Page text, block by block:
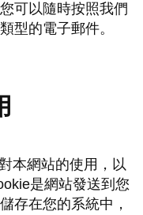
可以隨時按照我們
型的電子郵件。
本網站的使用，以
是網站發送到您
存在您的系統中，